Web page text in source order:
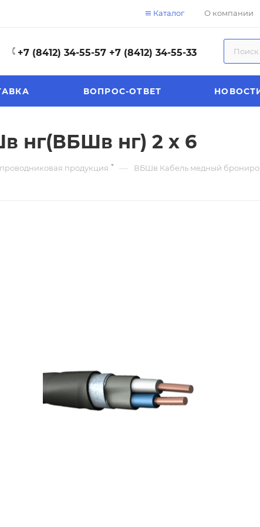
Каталог О компании
+7 (8412) 34-55-57 +7 (8412) 34-55-33
ВОПРОС-ОТВЕТ
нг(ВБШв нг) 2 х 6
продукция — ВБШв Кабель медный